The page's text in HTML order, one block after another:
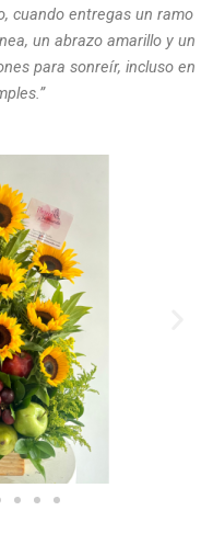
cuando entregas un ramo
un abrazo amarillo y un
para sonreír, incluso en